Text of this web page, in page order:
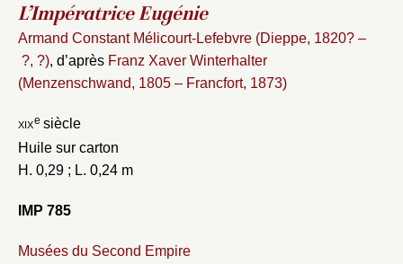
L’Impératrice Eugénie
Armand Constant Mélicourt-Lefebvre (Dieppe, 1820? –
?, ?), d’après Franz Xaver Winterhalter
(Menzenschwand, 1805 – Francfort, 1873)
xixe siècle
Huile sur carton
H. 0,29 ; L. 0,24 m
IMP 785
Musées du Second Empire
Choix du dossier où ajouter la
notice
Nom du dossier
Valider
Fermer
Connexion
Courriel